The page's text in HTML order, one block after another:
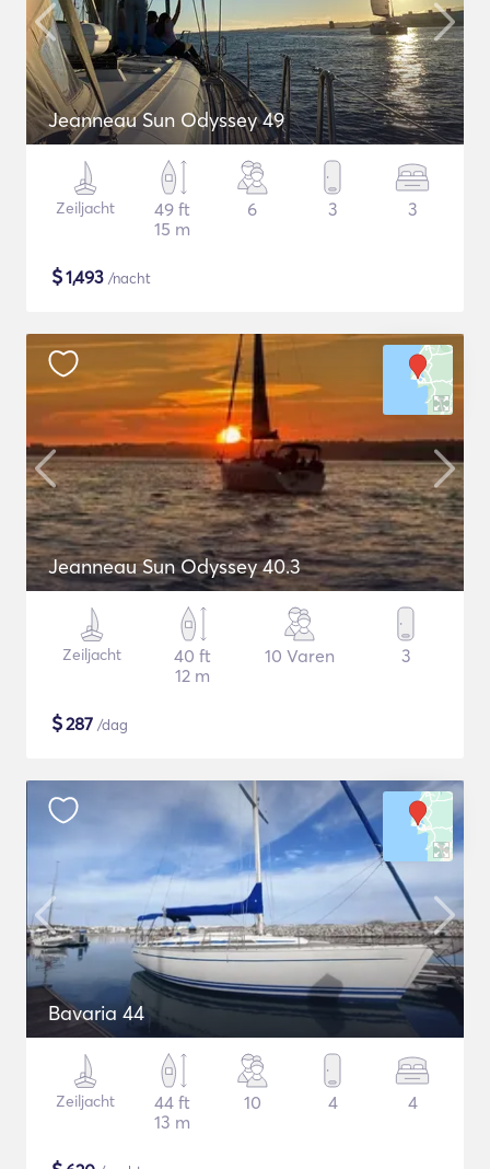
Jeanneau Sun Odyssey 49
Zeiljacht
49 ft
15 m
6 3 3
$1,493 /nacht
Jeanneau Sun Odyssey 40.3
Zeiljacht
40 ft
12 m
10 Varen 3
$287 /dag
Bavaria 44
Zeiljacht
44 ft
13 m
10 4 4